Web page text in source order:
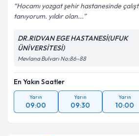
Kişisel verilerimin işlenmesine
kapsamda işlenmesini kabul
Takvim Talebini
Hocamı yozgat şehir hastanesinde
tanıyorum. yıldır olan...
DR.RIDVAN EGE HASTANESİ(UFUK
ÜNİVERSİTESİ)
Mevlana Bulvarı No:86-88
En Yakın Saatler
Yarın
09:00
Yarın
09:30
Yarın
10:00